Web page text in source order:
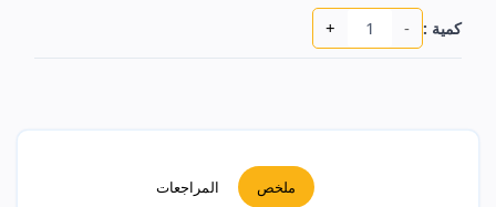
كمية : -
+
ملخص المراجعات